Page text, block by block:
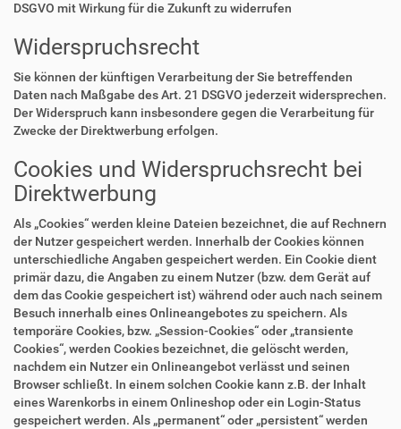
DSGVO mit Wirkung für die Zukunft zu widerrufen
Widerspruchsrecht
Sie können der künftigen Verarbeitung der Sie betreffenden
Daten nach Maßgabe des Art. 21 DSGVO jederzeit widersprechen.
Der Widerspruch kann insbesondere gegen die Verarbeitung für
Zwecke der Direktwerbung erfolgen.
Cookies und Widerspruchsrecht bei
Direktwerbung
Als „Cookies“ werden kleine Dateien bezeichnet, die auf Rechnern
der Nutzer gespeichert werden. Innerhalb der Cookies können
unterschiedliche Angaben gespeichert werden. Ein Cookie dient
primär dazu, die Angaben zu einem Nutzer (bzw. dem Gerät auf
dem das Cookie gespeichert ist) während oder auch nach seinem
Besuch innerhalb eines Onlineangebotes zu speichern. Als
temporäre Cookies, bzw. „Session-Cookies“ oder „transiente
Cookies“, werden Cookies bezeichnet, die gelöscht werden,
nachdem ein Nutzer ein Onlineangebot verlässt und seinen
Browser schließt. In einem solchen Cookie kann z.B. der Inhalt
eines Warenkorbs in einem Onlineshop oder ein Login-Status
gespeichert werden. Als „permanent“ oder „persistent“ werden